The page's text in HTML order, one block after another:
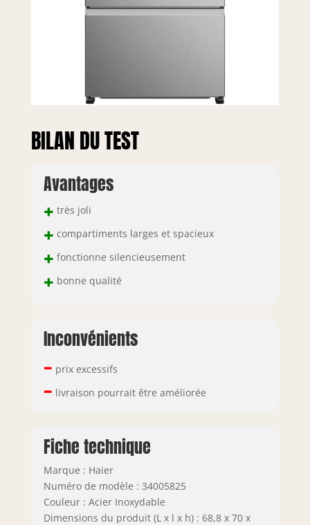
BILAN DU TEST
Avantages
+ très joli
+ compartiments larges et spacieux
+ fonctionne silencieusement
+ bonne qualité
Inconvénients
– prix excessifs
– livraison pourrait être améliorée
Fiche technique
Marque : Haier
Numéro de modèle : 34005825
Couleur : Acier Inoxydable
Dimensions du produit (L x l x h) : 68,8 x 70 x